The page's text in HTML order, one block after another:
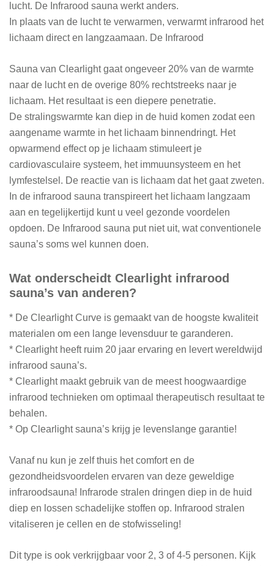
lucht. De Infrarood sauna werkt anders.
In plaats van de lucht te verwarmen, verwarmt infrarood het
lichaam direct en langzaamaan. De Infrarood
Sauna van Clearlight gaat ongeveer 20% van de warmte
naar de lucht en de overige 80% rechtstreeks naar je
lichaam. Het resultaat is een diepere penetratie.
De stralingswarmte kan diep in de huid komen zodat een
aangename warmte in het lichaam binnendringt. Het
opwarmend effect op je lichaam stimuleert je
cardiovasculaire systeem, het immuunsysteem en het
lymfestelsel. De reactie van is lichaam dat het gaat zweten.
In de infrarood sauna transpireert het lichaam langzaam
aan en tegelijkertijd kunt u veel gezonde voordelen
opdoen. De Infrarood sauna put niet uit, wat conventionele
sauna’s soms wel kunnen doen.
Wat onderscheidt Clearlight infrarood
sauna’s van anderen?
* De Clearlight Curve is gemaakt van de hoogste kwaliteit
materialen om een ​​lange levensduur te garanderen.
* Clearlight heeft ruim 20 jaar ervaring en levert wereldwijd
infrarood sauna’s.
* Clearlight maakt gebruik van de meest hoogwaardige
infrarood technieken om optimaal therapeutisch resultaat te
behalen.
* Op Clearlight sauna’s krijg je levenslange garantie!
Vanaf nu kun je zelf thuis het comfort en de
gezondheidsvoordelen ervaren van deze geweldige
infraroodsauna! Infrarode stralen dringen diep in de huid
diep en lossen schadelijke stoffen op. Infrarood stralen
vitaliseren je cellen en de stofwisseling!
Dit type is ook verkrijgbaar voor 2, 3 of 4-5 personen. Kijk